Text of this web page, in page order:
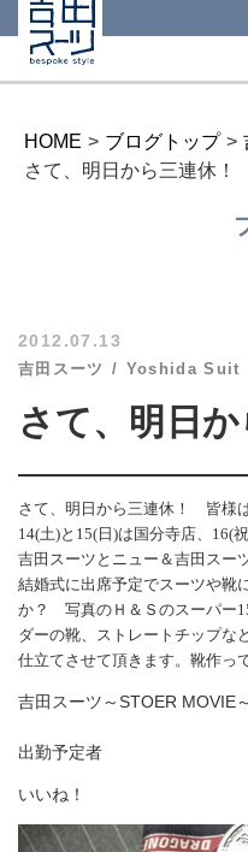
HOME > ブログトップ >
さて、明日から三連休！
2012.07.13
吉田スーツ Yoshida Suit
さて、明日
さて、明日から三連休！ 皆様
14(土)と15(日)は国分寺店、16(
吉田スーツ と ニュー＆吉田スー
結婚式に出席予定でスーツや靴
か？ 写真のＨ＆Ｓのスーパー
ダーの靴 、ストレートチップ
仕立てさせて頂きます。 靴作っ
吉田スーツ～STOER MOVIE～
出勤予定者
いいね！